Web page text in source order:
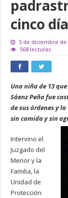
cinco
5 de diciembre de
568 lecturas
Una niña de 13
Sáenz Peña fue
de sus órdenes y
sin comida y sin
Intervino el
Juzgado del
Menor y la
Familia, la
Unidad de
Protección